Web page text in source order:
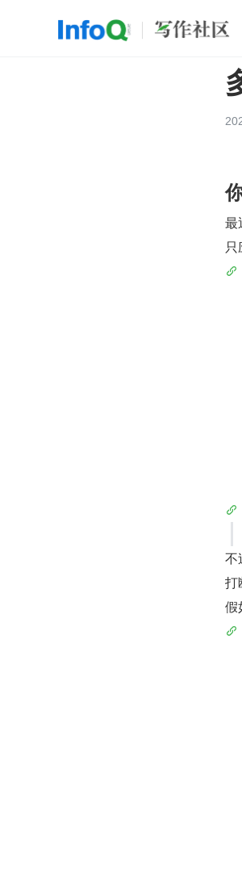
开
最
只
不
打
假